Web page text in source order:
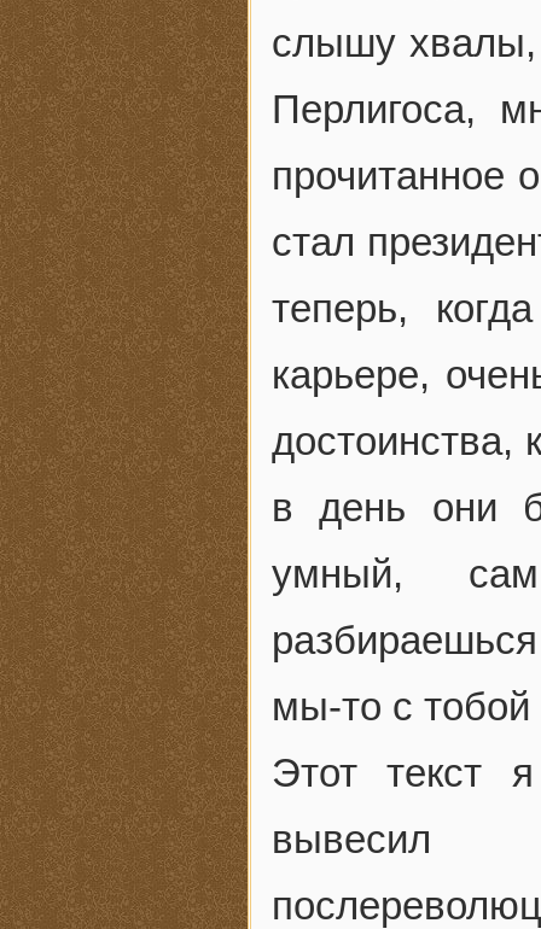
слышу хвалы,
Перлигоса,
прочитанное
стал
теперь,
карьере,
достоинства,
в день они
умный,
мы-то с тобой
Этот текст
вывесил